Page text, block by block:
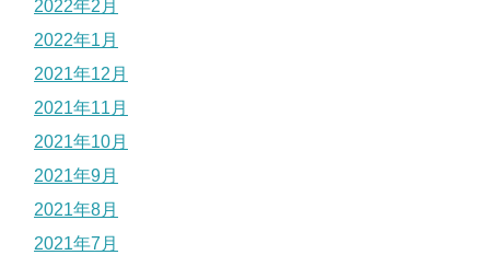
2022年2月
2022年1月
2021年12月
2021年11月
2021年10月
2021年9月
2021年8月
2021年7月